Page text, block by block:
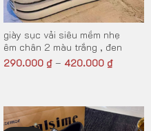
giày sục vải siêu mềm nhẹ
êm chân 2 màu trắng , đen
290.000 ₫– 420.000 ₫